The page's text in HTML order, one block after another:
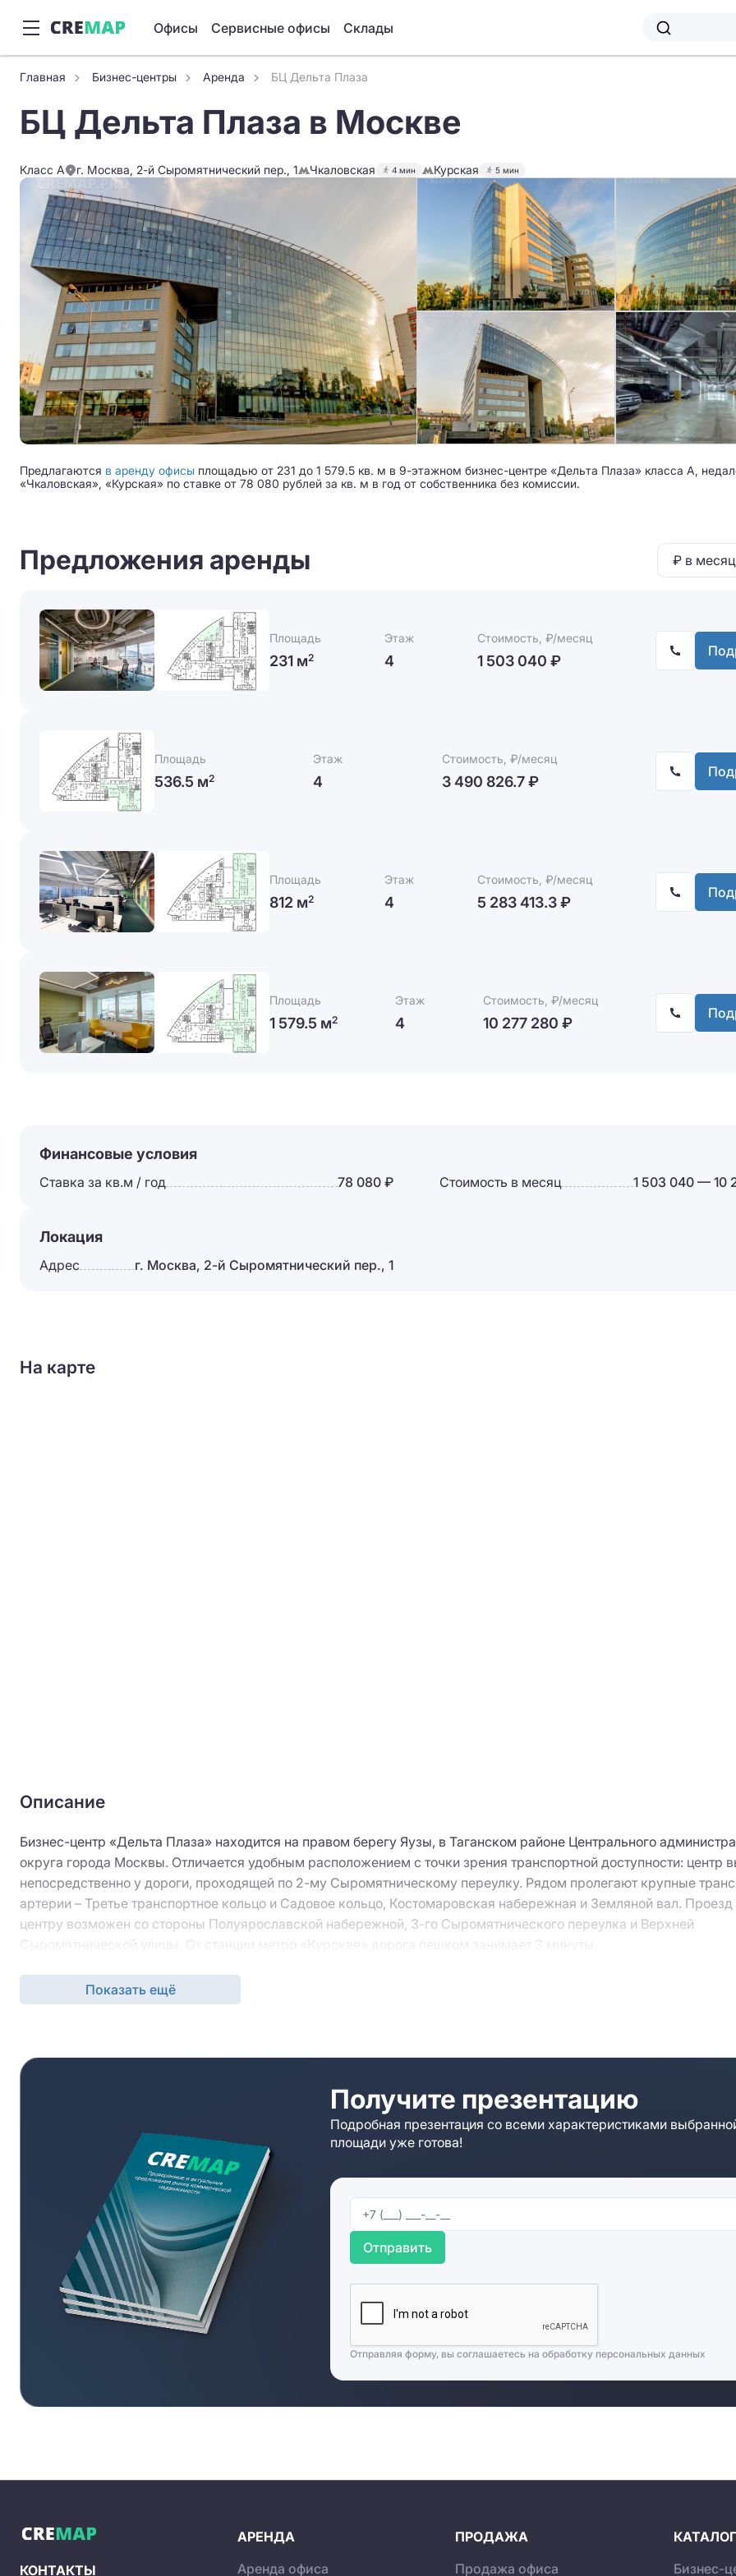
Офисы Сервисные офисы Склады
Главная Бизнес-центры Аренда БЦ Дельта Плаза
БЦ Дельта Плаза в Москве
Класс A г. Москва, 2-й Сыромятнический пер., 1 Чкаловская 4 мин Курская 5 мин
Предлагаются в аренду офисы площадью от 231 до 1 579.5 кв. м в 9-этажном бизнес-центре «Дельта Плаза» класса A,
«Чкаловская», «Курская» по ставке от 78 080 рублей за кв. м в год от собственника без комиссии.
Предложения аренды ₽ в месяц
Площадь
231 м2
Этаж
4
Стоимость, ₽/месяц
1 503 040 ₽
Площадь
536.5 м2
Этаж
4
Стоимость, ₽/месяц
3 490 826.7 ₽
Площадь
812 м2
Этаж
4
Стоимость, ₽/месяц
5 283 413.3 ₽
Площадь
1 579.5 м2
Этаж
4
Стоимость, ₽/месяц
10 277 280 ₽
Финансовые условия
Ставка за кв.м / год 78 080 ₽ Стоимость в месяц 1 503 040 — 10
Локация
Адрес г. Москва, 2-й Сыромятнический пер., 1
На карте
Описание
Бизнес-центр «Дельта Плаза» находится на правом берегу Яузы, в Таганском районе Центрального
округа города Москвы. Отличается удобным расположением с точки зрения транспортной доступности: центр
непосредственно у дороги, проходящей по 2-му Сыромятническому переулку. Рядом пролегают крупные
артерии – Третье транспортное кольцо и Садовое кольцо, Костомаровская набережная и Земляной вал.
центру возможен со стороны Полуярославской набережной, 3-го Сыромятнического переулка и Верхней
Сыромятнической улицы. От станции метро «Курская» дорога пешком занимает 3 минуты.
Здание выделяется нестандартным проектным решением. Отсутствие архитектурных изысков во внешнем
компенсируется панорамными окнами, открывающими вид на город.
бизнеса максимально эффективно.
Подведены все инженерные коммуникации, включая приточно-вытяжную вентиляцию, центральное
систему микроклимата. Установлены современные автоматические системы безопасности: оповещения о
спринклерного пожаротушения и дымоудаления.
Вход в здание осуществляется по электронным пропускам. Предусмотрена охранная сигнализация и
физический контроль безопасности БЦ «Дельта Плаза». Ведется видеонаблюдение.
Дополнительная информация о БЦ «Дельта Плаза»
Деловой центр оснащен шестью бесшумными лифтами. В собственную инфраструктуру бизнес-центра «Дельта
входит охраняемая подземная парковка на 163 места и небольшое кафе. В непосредственной близости от
есть несколько ресторанов и кафе, где можно провести переговоры или пообедать. В шаговой доступности
отделения нескольких банков и типография.
Показать ещё
Получите презентацию
Подробная презентация со всеми характеристиками
площади уже готова!
Отправить
Отправляя форму, вы соглашаетесь на обработку персональных данных
КОНТАКТЫ
АРЕНДА
Аренда офиса
ПРОДАЖА
Продажа офиса
Бизнес-